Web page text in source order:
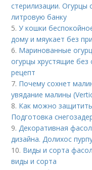
стерилизации.
литровую банку
5.У кошки
дому и мяукает без
6. Маринованные
огурцы хрустящие без
рецепт
7. Почему сохнет
увядание малины
8. Как можно
Подготовка
9. Декоративная
дизайна. Долихос
10. Виды и сорта
виды и сорта